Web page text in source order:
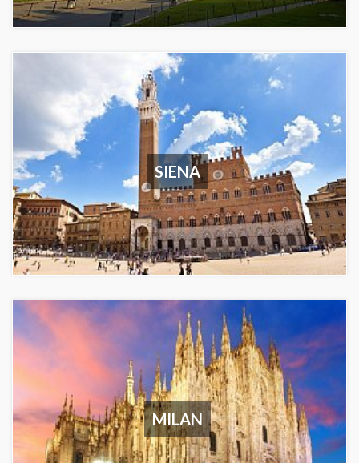
SIENA
MILAN